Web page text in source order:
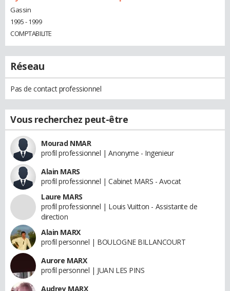
Gassin
1995 - 1999
COMPTABILITE
Réseau
Pas de contact professionnel
Vous recherchez peut-être
Mourad NMAR
profil professionnel | Anonyme - Ingenieur
Alain MARS
profil professionnel | Cabinet MARS - Avocat
Laure MARS
profil professionnel | Louis Vuitton - Assistante de
direction
Alain MARX
profil personnel | BOULOGNE BILLANCOURT
Aurore MARX
profil personnel | JUAN LES PINS
Audrey MARX